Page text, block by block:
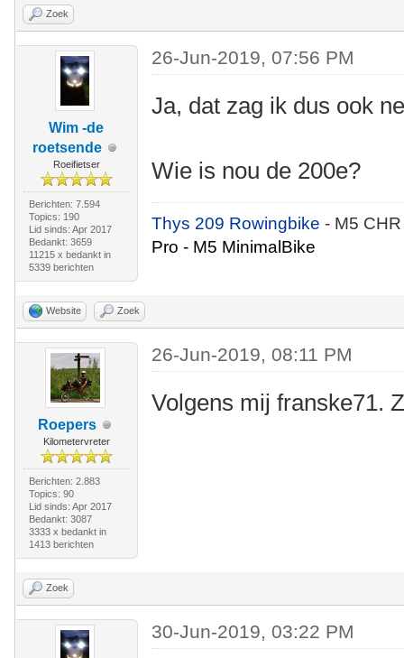
Zoek
Wim -de
roetsende
Roeifietser
Berichten: 7.594
Topics: 190
Lid sinds: Apr 2017
Bedankt: 3659
11215 x bedankt in
5339 berichten
26-Jun-2019, 07:56 PM
Ja, dat zag ik dus ook
Wie is nou de 200e?
Thys 209 Rowingbike- M5
Pro - M5 MinimalBike
Website Zoek
Roepers
Kilometervreter
Berichten: 2.883
Topics: 90
Lid sinds: Apr 2017
Bedankt: 3087
3333 x bedankt in
1413 berichten
26-Jun-2019, 08:11 PM
Volgens mij franske71.
Zoek
30-Jun-2019, 03:22 PM